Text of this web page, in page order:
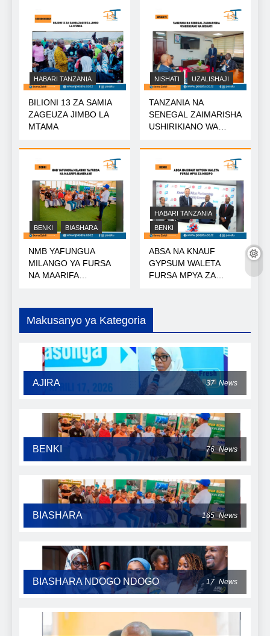
HABARI TANZANIA
BILIONI 13 ZA SAMIA
ZAGEUZA JIMBO LA
MTAMA
NISHATI UZALISHAJI
TANZANIA NA
SENEGAL ZAIMARISHA
USHIRIKIANO WA
BENKI BIASHARA
NMB YAFUNGUA
MILANGO YA FURSA
NA MAARIFA
HABARI TANZANIA
BENKI
ABSA NA KNAUF
GYPSUM WALETA
FURSA MPYA ZA
Makusanyo ya Kategoria
AJIRA 37 News
BENKI 76 News
BIASHARA 165 News
BIASHARA NDOGO NDOGO 17 News